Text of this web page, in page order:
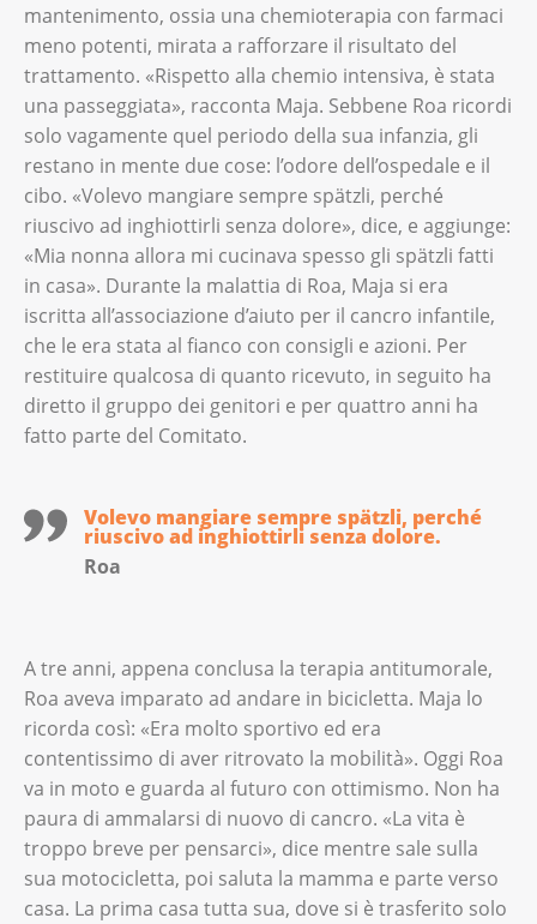
mantenimento, ossia una chemioterapia con farmaci
meno potenti, mirata a rafforzare il risultato del
trattamento. «Rispetto alla chemio intensiva, è stata
una passeggiata», racconta Maja. Sebbene Roa ricordi
solo vagamente quel periodo della sua infanzia, gli
restano in mente due cose: l’odore dell’ospedale e il
cibo. «Volevo mangiare sempre spätzli, perché
riuscivo ad inghiottirli senza dolore», dice, e aggiunge:
«Mia nonna allora mi cucinava spesso gli spätzli fatti
in casa». Durante la malattia di Roa, Maja si era
iscritta all’associazione d’aiuto per il cancro infantile,
che le era stata al fianco con consigli e azioni. Per
restituire qualcosa di quanto ricevuto, in seguito ha
diretto il gruppo dei genitori e per quattro anni ha
fatto parte del Comitato.
Volevo mangiare sempre spätzli, perché
riuscivo ad inghiottirli senza dolore.
Roa
A tre anni, appena conclusa la terapia antitumorale,
Roa aveva imparato ad andare in bicicletta. Maja lo
ricorda così: «Era molto sportivo ed era
contentissimo di aver ritrovato la mobilità». Oggi Roa
va in moto e guarda al futuro con ottimismo. Non ha
paura di ammalarsi di nuovo di cancro. «La vita è
troppo breve per pensarci», dice mentre sale sulla
sua motocicletta, poi saluta la mamma e parte verso
casa. La prima casa tutta sua, dove si è trasferito solo